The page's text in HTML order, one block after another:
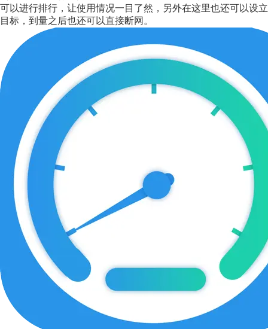
可以进行排行，让使用情况一目了然，另外在这里也还可以设立
目标，到量之后也还可以直接断网。